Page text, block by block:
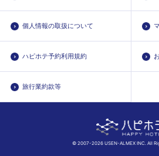
個人情報の取扱について
ハピホテ予約利用規約
旅行業約款等
© 2007-2026 USEN-ALMEX INC. All